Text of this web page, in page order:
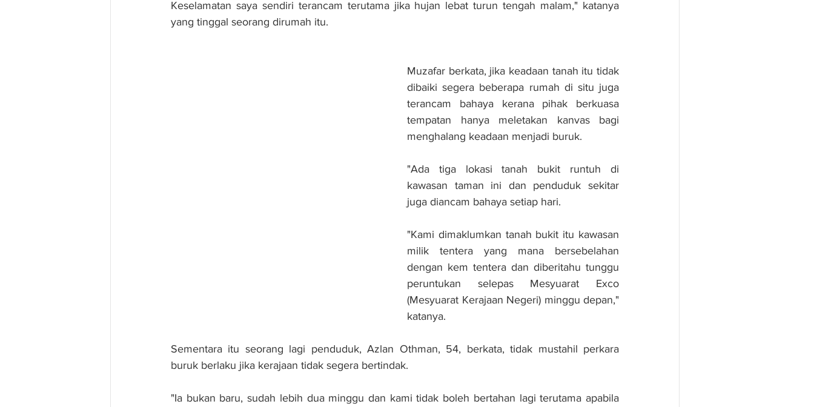
Keselamatan saya sendiri terancam terutama jika hujan lebat turun tengah malam," katanya
yang tinggal seorang dirumah itu.
Muzafar berkata, jika keadaan tanah itu tidak
dibaiki segera beberapa rumah di situ juga
terancam bahaya kerana pihak berkuasa
tempatan hanya meletakan kanvas bagi
menghalang keadaan menjadi buruk.
"Ada tiga lokasi tanah bukit runtuh di
kawasan taman ini dan penduduk sekitar
juga diancam bahaya setiap hari.
"Kami dimaklumkan tanah bukit itu kawasan
milik tentera yang mana bersebelahan
dengan kem tentera dan diberitahu tunggu
peruntukan selepas Mesyuarat Exco
(Mesyuarat Kerajaan Negeri) minggu depan,"
katanya.
Sementara itu seorang lagi penduduk, Azlan Othman, 54, berkata, tidak mustahil perkara
buruk berlaku jika kerajaan tidak segera bertindak.
"Ia bukan baru, sudah lebih dua minggu dan kami tidak boleh bertahan lagi terutama apabila